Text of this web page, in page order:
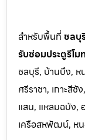
สำหรับพื้นที่ ชลบุ
รับซ่อมประตูรีโม
ชลบุรี, บ้านบึง,
ศรีราชา, เกาะสี
แสน, แหลมฉบัง,
เครือสหพัฒน์, ห